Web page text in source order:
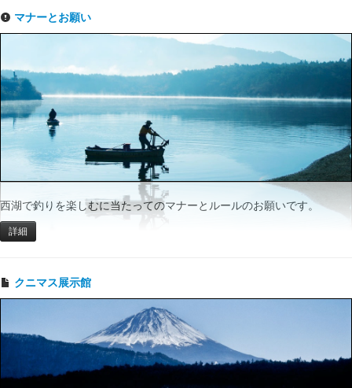
マナーとお願い
西湖で釣りを楽しむに当たってのマナーとルールのお願いです。
詳細
クニマス展示館